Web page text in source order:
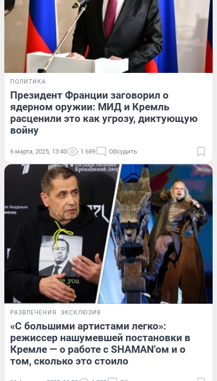
ПОЛИТИКА
Президент Франции заговорил о
ядерном оружии: МИД и Кремль
расценили это как угрозу, диктующую
войну
6 марта, 2025, 13:40 1 689 Обсудить
РАЗВЛЕЧЕНИЯ ЭКСКЛЮЗИВ
«С большими артистами легко»:
режиссер нашумевшей постановки в
Кремле — о работе с SHAMAN'ом и о
том, сколько это стоило